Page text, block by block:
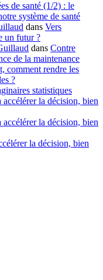
de santé (1/2) : le
système de santé
dans Vers
un futur ?
dans Contre
de la maintenance
comment rendre les
?
statistiques
accélérer la décision, bien
accélérer la décision, bien
la décision, bien